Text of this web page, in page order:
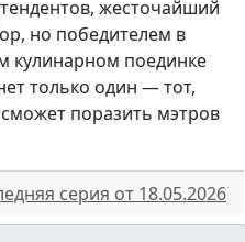
жесточайший
но победителем в
кулинарном поединке
только один — тот,
сможет поразить мэтров
серия от 18.05.2026